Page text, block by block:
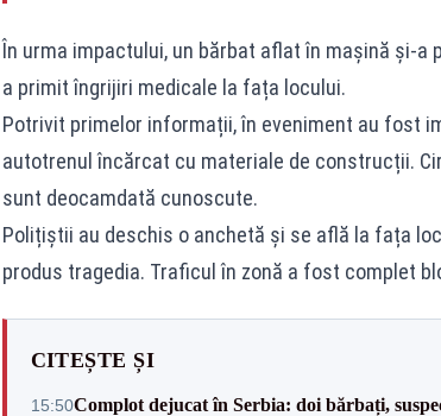
În urma impactului, un bărbat aflat în mașină și-
a primit îngrijiri medicale la fața locului.
Potrivit primelor informații, în eveniment au fost
autotrenul încărcat cu materiale de construcții.
sunt deocamdată cunoscute.
Polițiștii au deschis o anchetă și se află la fața
produs tragedia. Traficul în zonă a fost complet
CITEȘTE ȘI
15:50Complot dejucat în Serbia: doi bărbați,